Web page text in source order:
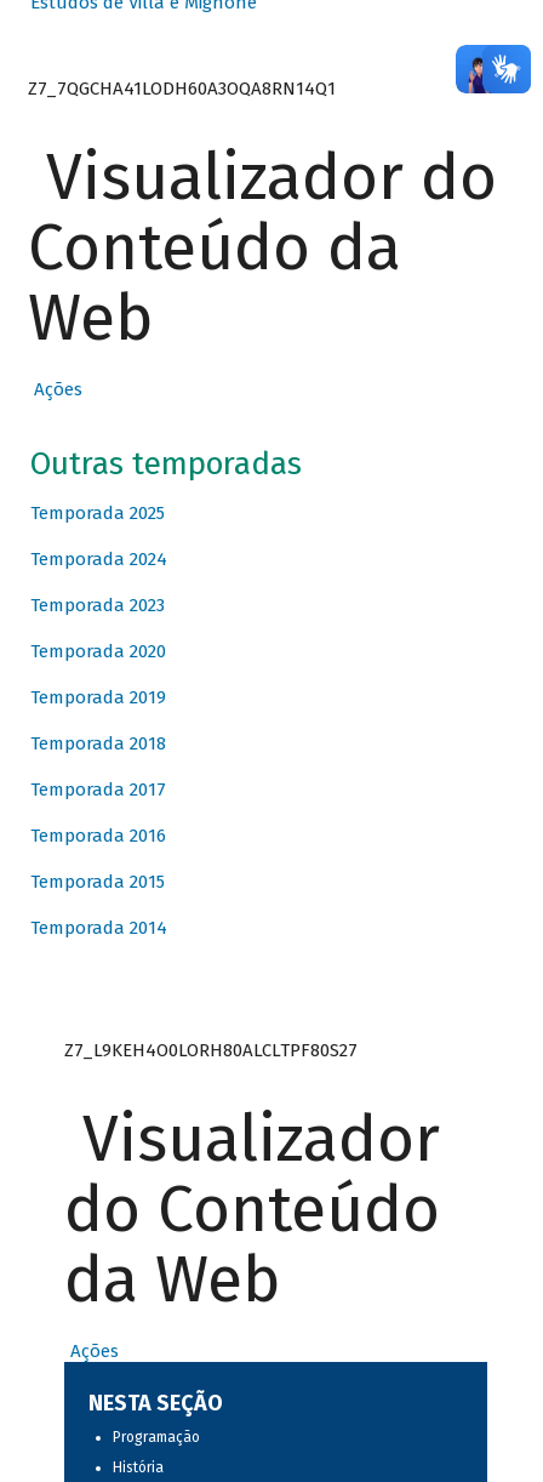
Z7_7QGCHA41LODH60A3OQA8RN14Q1
Visualizador do
Conteúdo da
Web
Ações
Outras temporadas
Temporada 2025
Temporada 2024
Temporada 2023
Temporada 2020
Temporada 2019
Temporada 2018
Temporada 2017
Temporada 2016
Temporada 2015
Temporada 2014
Z7_L9KEH4O0LORH80ALCLTPF80S27
Visualizador
do Conteúdo
da Web
Ações
NESTA SEÇÃO
Programação
História